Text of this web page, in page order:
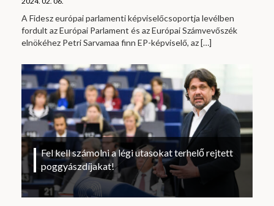
A Fidesz európai parlamenti képviselőcsoportja levélben
fordult az Európai Parlament és az Európai Számvevőszék
elnökéhez Petri Sarvamaa finn EP-képviselő, az[…]
Fel kell számolni a légi utasokat terhelő rejtett
poggyászdíjakat!